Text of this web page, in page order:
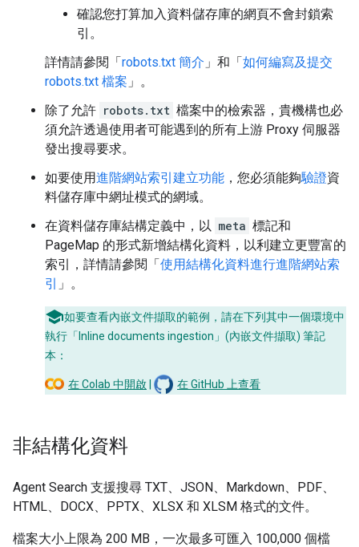
確認您打算加入資料儲存庫的網頁不會封鎖索
引。
詳情請參閱「robots.txt 簡介 」和「如何編寫及提交
robots.txt 檔案 」。
除了允許 robots.txt 檔案中的檢索器，貴機構也必
須允許透過使用者可能遇到的所有上游 Proxy 伺服器
發出搜尋要求。
如要使用進階網站索引建立功能 ，您必須能夠驗證資
料儲存庫中網址模式的網域。
在資料儲存庫結構定義中，以 meta 標記和
PageMap 的形式新增結構化資料，以利建立更豐富的
索引，詳情請參閱「使用結構化資料進行進階網站索
引 」。
如要查看內嵌文件擷取的範例，請在下列其中一個環境中
執行「Inline documents ingestion」(內嵌文件擷取) 筆記
本：
在 Colab 中開啟 在 GitHub 上查看
非結構化資料
Agent Search 支援搜尋 TXT、JSON、Markdown、PDF、
HTML、DOCX、PPTX、XLSX 和 XLSM 格式的文件。
檔案大小上限為 200 MB，一次最多可匯入 100,000 個檔